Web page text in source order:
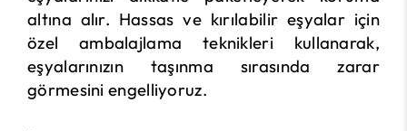
altına alır. Hassas ve kırılabilir eşyalar için
özel ambalajlama teknikleri kullanarak,
eşyalarınızın taşınma sırasında zarar
görmesini engelliyoruz.